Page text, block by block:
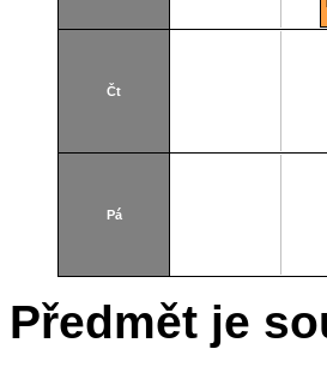
Čt
Pá
Předmět je